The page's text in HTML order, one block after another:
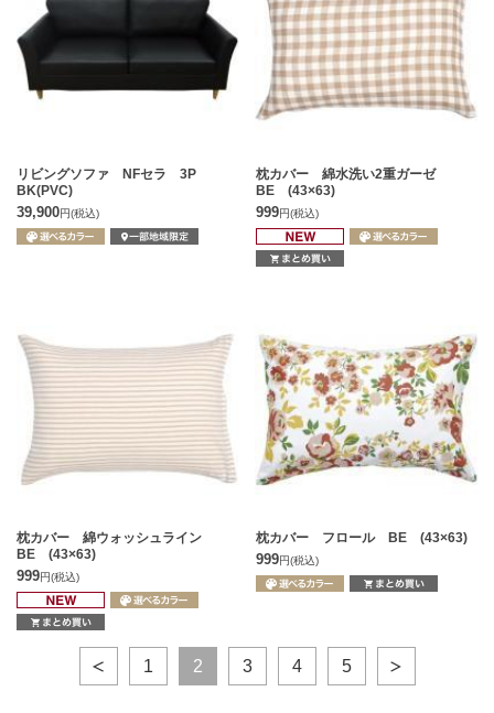
リビングソファ NFセラ 3P
BK(PVC)
39,900円(税込)
枕カバー 綿水洗い2重ガーゼ
BE (43×63)
999円(税込)
枕カバー 綿ウォッシュライン
BE (43×63)
999円(税込)
枕カバー フロール BE (43×63)
999円(税込)
1 2 3 4 5